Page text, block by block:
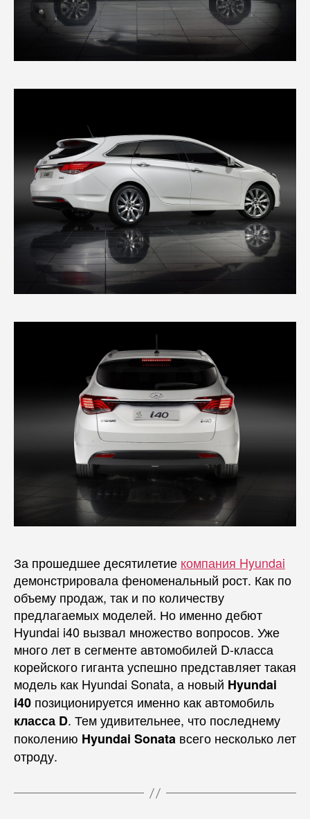
За прошедшее десятилетие компания Hyundai
демонстрировала феноменальный рост. Как по
объему продаж, так и по количеству
предлагаемых моделей. Но именно дебют
Hyundai i40 вызвал множество вопросов. Уже
много лет в сегменте автомобилей D-класса
корейского гиганта успешно представляет такая
модель как Hyundai Sonata, а новый Hyundai
i40 позиционируется именно как автомобиль
класса D. Тем удивительнее, что последнему
поколению Hyundai Sonata всего несколько лет
отроду.